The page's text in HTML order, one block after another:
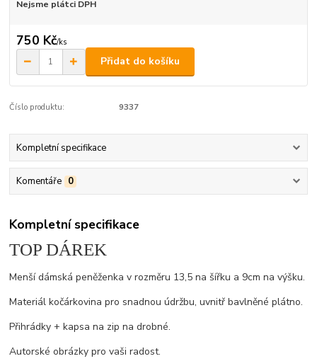
Nejsme plátci DPH
750 Kč/ks
Přidat do košíku
Číslo produktu: 9337
Kompletní specifikace
Komentáře 0
Kompletní specifikace
TOP DÁREK
Menší dámská peněženka v rozměru 13,5 na šířku a 9cm na výšku.
Materiál kočárkovina pro snadnou údržbu, uvnitř bavlněné plátno.
Přihrádky + kapsa na zip na drobné.
Autorské obrázky pro vaši radost.